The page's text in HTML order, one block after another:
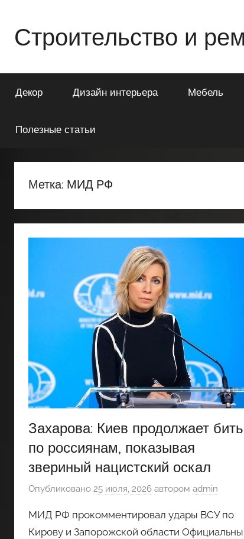
содержимому
Строительство и
о
строительстве
квартиры
Декор Дизайн интерьера Мебель
Полезные статьи
Метка: МИД РФ
Захарова: Киев продолжает бить
по россиянам, показывая
звериный нацистский оскал
Опубликовано 25 июля, 2026 автором admin
МИД РФ прокомментировал удары ВСУ по
Кирову и Запорожской области